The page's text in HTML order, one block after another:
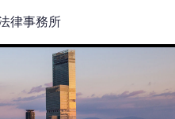
律事務所